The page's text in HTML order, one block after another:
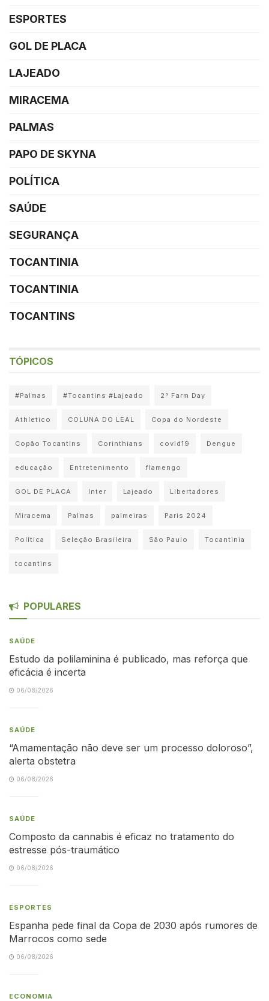
ESPORTES
GOL DE PLACA
LAJEADO
MIRACEMA
PALMAS
PAPO DE SKYNA
POLÍTICA
SAÚDE
SEGURANÇA
TOCANTINIA
TOCANTINIA
TOCANTINS
TÓPICOS
#Palmas #Tocantins #Lajeado 2° Farm Day
Athletico COLUNA DO LEAL Copa do Nordeste
Copão Tocantins Corinthians covid19 Dengue
educação Entretenimento flamengo
GOL DE PLACA Inter Lajeado Libertadores
Miracema Palmas palmeiras Paris 2024
Política Seleção Brasileira São Paulo Tocantinia
tocantins
POPULARES
SAÚDE
Estudo da polilaminina é publicado, mas reforça que
eficácia é incerta
06/08/2026
SAÚDE
“Amamentação não deve ser um processo doloroso”,
alerta obstetra
06/08/2026
SAÚDE
Composto da cannabis é eficaz no tratamento do
estresse pós-traumático
06/08/2026
ESPORTES
Espanha pede final da Copa de 2030 após rumores de
Marrocos como sede
06/08/2026
ECONOMIA